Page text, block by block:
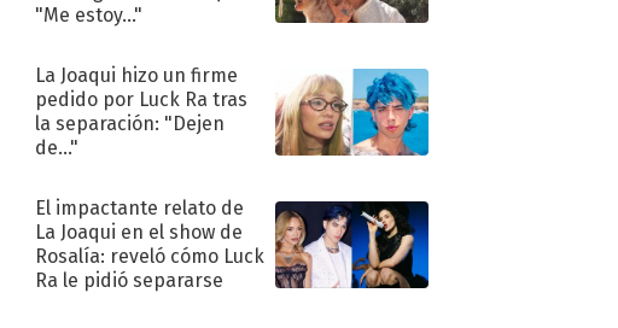
"Me estoy..."
La Joaqui hizo un firme
pedido por Luck Ra tras
la separación: "Dejen
de..."
El impactante relato de
La Joaqui en el show de
Rosalía: reveló cómo Luck
Ra le pidió separarse